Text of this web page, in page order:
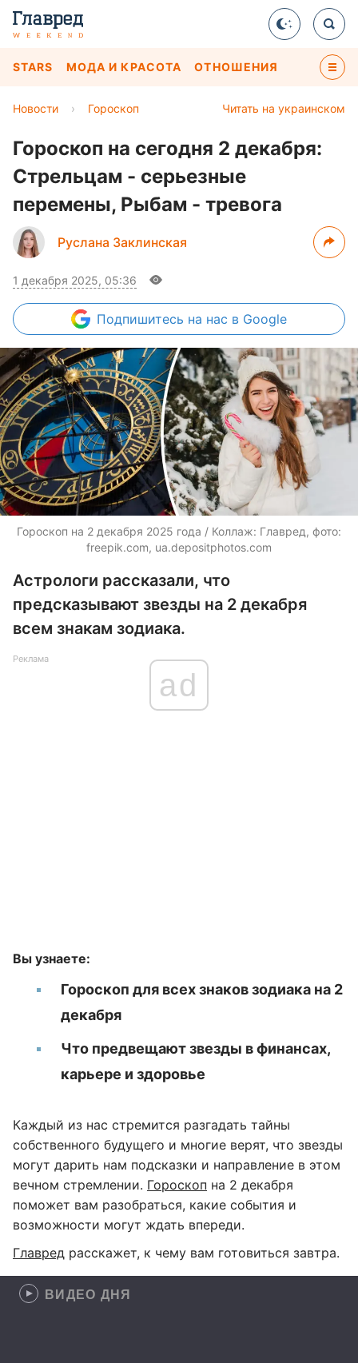
STARS МОДА И КРАСОТА ОТНОШЕНИЯ
Читать на украинском
Новости › Гороскоп
Гороскоп на сегодня 2 декабря:
Стрельцам - серьезные
перемены, Рыбам - тревога
Руслана Заклинская
1 декабря 2025, 05:36
Подпишитесь на нас в Google
Гороскоп на 2 декабря 2025 года / Коллаж: Главред, фото:
freepik.com, ua.depositphotos.com
Астрологи рассказали, что
предсказывают звезды на 2 декабря
всем знакам зодиака.
Реклама
ad
Вы узнаете:
Гороскоп для всех знаков зодиака на 2
декабря
Что предвещают звезды в финансах,
карьере и здоровье
Каждый из нас стремится разгадать тайны
собственного будущего и многие верят, что звезды
могут дарить нам подсказки и направление в этом
вечном стремлении. Гороскоп на 2 декабря
поможет вам разобраться, какие события и
возможности могут ждать впереди.
Главред расскажет, к чему вам готовиться завтра.
ВИДЕО ДНЯ